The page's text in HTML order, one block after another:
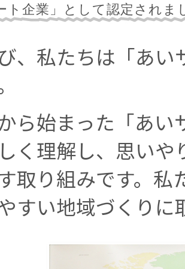
ト企業」として認定されま
、私たちは「あ
ら始まった「あ
く理解し、思い
取り組みです。私
すい地域づくりに